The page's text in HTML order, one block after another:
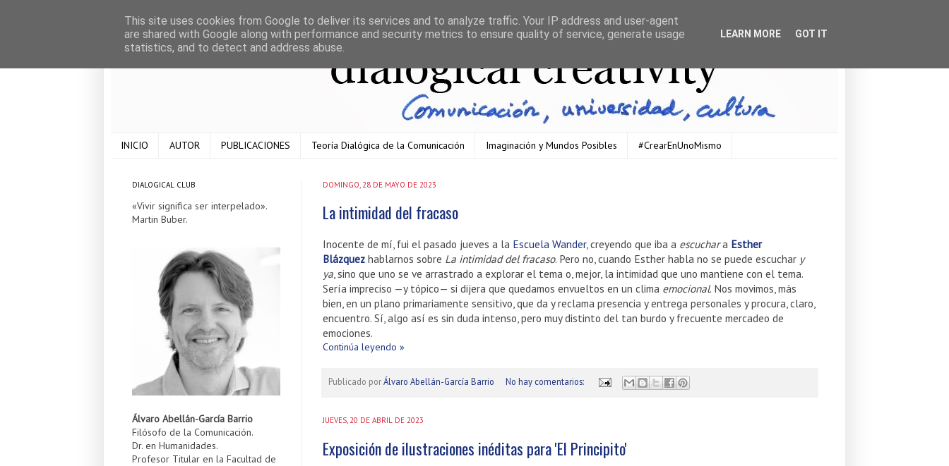
INICIO AUTOR PUBLICACIONES Teoría Dialógica de la Comunicación Imaginación y Mundos Posibles #CrearEnUnoMismo
DOMINGO, 28 DE MAYO DE 2023
La intimidad del fracaso
Inocente de mí, fui el pasado jueves a la Escuela Wander, creyendo que iba a escuchara Esther
Blázquez hablarnos sobre La intimidad del fracaso. Pero no, cuando Esther habla no se puede escuchar y
ya, sino que uno se ve arrastrado a explorar el tema o, mejor, la intimidad que uno mantiene con el tema.
Sería impreciso —y tópico— si dijera que quedamos envueltos en un clima emocional. Nos movimos, más
bien, en un plano primariamente sensitivo, que da y reclama presencia y entrega personales y procura, claro,
encuentro. Sí, algo así es sin duda intenso, pero muy distinto del tan burdo y frecuente mercadeo de
emociones.
Continúa leyendo »
Publicado porÁlvaro Abellán-García Barrio No hay comentarios:
JUEVES, 20 DE ABRIL DE 2023
Exposición de ilustraciones inéditas para 'El Principito'
DIALOGICAL CLUB
«Vivir significa ser interpelado».
Martin Buber.
Álvaro Abellán-García Barrio
Filósofo de la Comunicación.
Dr. en Humanidades.
Profesor Titular en la Facultad de
This site uses cookies from Google to deliver its services and to analyze traffic. Your IP address and user-agent
are shared with Google along with performance and security metrics to ensure quality of service, generate usage
statistics, and to detect and address abuse.
LEARN MORE GOT IT